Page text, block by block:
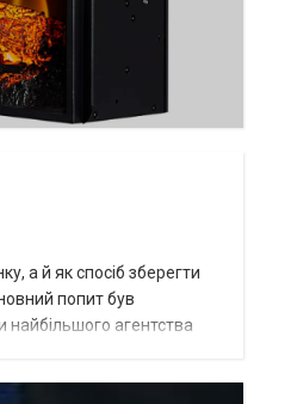
а й як спосіб зберегти
попит був
найбільшого агентства